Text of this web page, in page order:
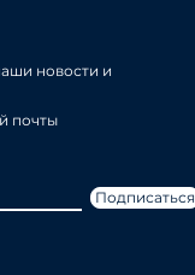
новости и
почты
Подписаться